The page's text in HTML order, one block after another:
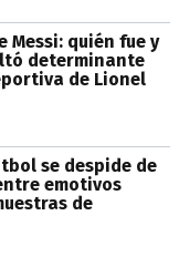
Messi: quién fue y
determinante
de Lionel
se despide de
emotivos
de